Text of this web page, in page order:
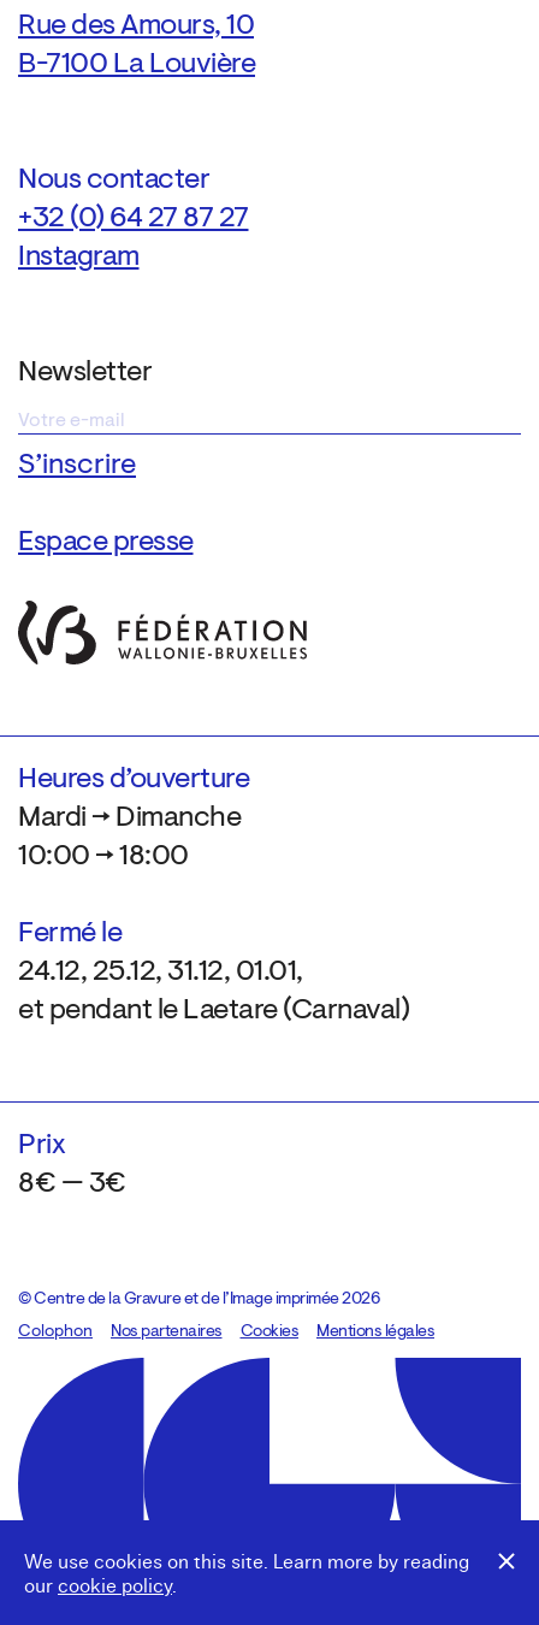
We use cookies on this site. Learn more by reading
our cookie policy.
Rue des Amours, 10
B-7100 La Louvière
Nous contacter
+32 (0) 64 27 87 27
Instagram
Newsletter
Espace presse
Heures d’ouverture
Mardi → Dimanche
10:00 → 18:00
Fermé le
24.12, 25.12, 31.12, 01.01,
et pendant le Laetare (Carnaval)
Prix
8€ — 3€
© Centre de la Gravure et de l’Image imprimée 2026
Colophon
Design:Marcel Kaczmarek, code:8080.studio
Nos partenaires Cookies Mentions légales